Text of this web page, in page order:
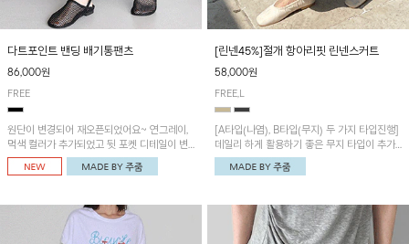
다트포인트 밴딩 배기통팬츠
86,000원
FREE
원단이 변경되어 재오픈되었어요~ 연그레이,
먹색 컬러가 추가되었고 뒷 포켓 디테일이 변
경되었습니다~가볍고 시원하게 착용되는 배
기통팬츠! 허리밴딩과 여유로운 통으로 편안해
[린넨45%]절개 항아리핏 린넨스커트
58,000원
FREE,L
[A타입(나염), B타입(무지) 두 가지 타입진행]
데일리 하게 활용하기 좋은 무지 타입이 추가
되었어요~ 볼륨감 있는 항아리핏 실루엣이 유
니크하며 포켓디테일이 POINT!